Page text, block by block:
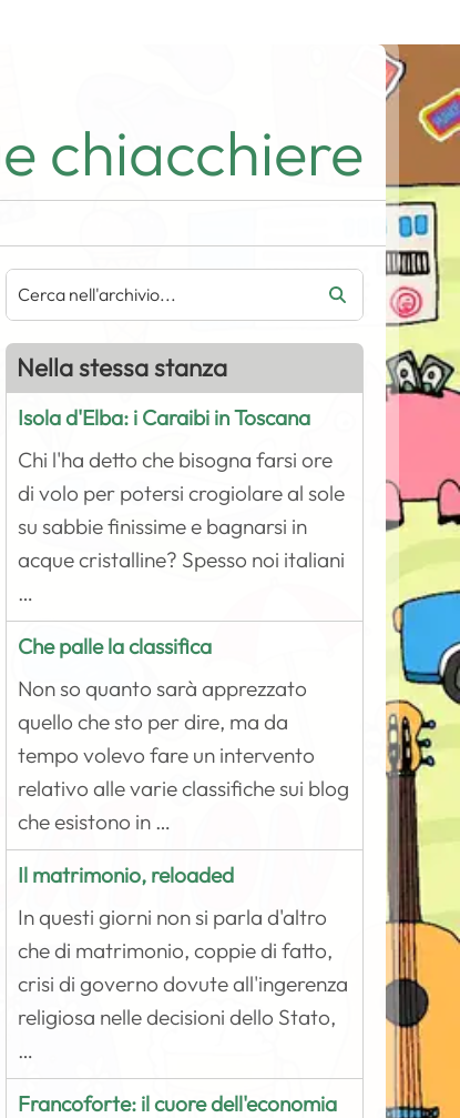
chiacchiere
Nella stessa stanza
Isola d'Elba: i Caraibi in Toscana
Chi l'ha detto che bisogna farsi ore
di volo per potersi crogiolare al sole
su sabbie finissime e bagnarsi in
acque cristalline? Spesso noi italiani
…
Che palle la classifica
Non so quanto sarà apprezzato
quello che sto per dire, ma da
tempo volevo fare un intervento
relativo alle varie classifiche sui blog
che esistono in …
Il matrimonio, reloaded
In questi giorni non si parla d'altro
che di matrimonio, coppie di fatto,
crisi di governo dovute all'ingerenza
religiosa nelle decisioni dello Stato,
…
Francoforte: il cuore dell'economia